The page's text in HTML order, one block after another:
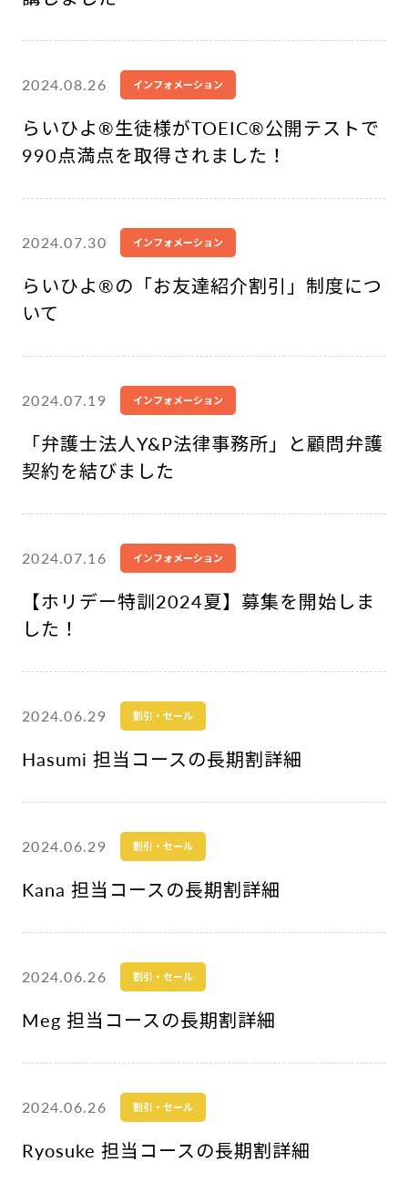
2024.08.26 インフォメーション
らいひよ®︎生徒様がTOEIC®公開テストで
990点満点を取得されました！
2024.07.30 インフォメーション
らいひよ®︎の「お友達紹介割引」制度につ
いて
2024.07.19 インフォメーション
「弁護士法人Y&P法律事務所」と顧問弁護
契約を結びました
2024.07.16 インフォメーション
【ホリデー特訓2024夏】募集を開始しま
した！
2024.06.29 割引・セール
Hasumi 担当コースの長期割詳細
2024.06.29 割引・セール
Kana 担当コースの長期割詳細
2024.06.26 割引・セール
Meg 担当コースの長期割詳細
2024.06.26 割引・セール
Ryosuke 担当コースの長期割詳細